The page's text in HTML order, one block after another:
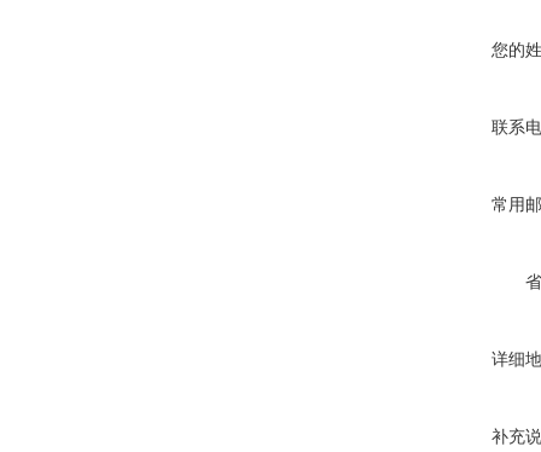
您的
联系
常用
详细
补充